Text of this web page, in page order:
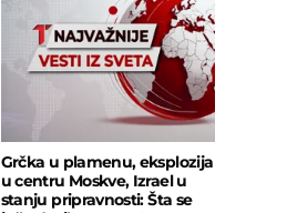
Grčka u plamenu, eksplozija
u centru Moskve, Izrael u
stanju pripravnosti: Šta se